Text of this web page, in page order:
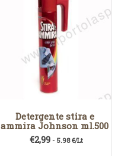
Detergente stira e
ammira Johnson ml.500
€2,99- 5.98 €/Lt